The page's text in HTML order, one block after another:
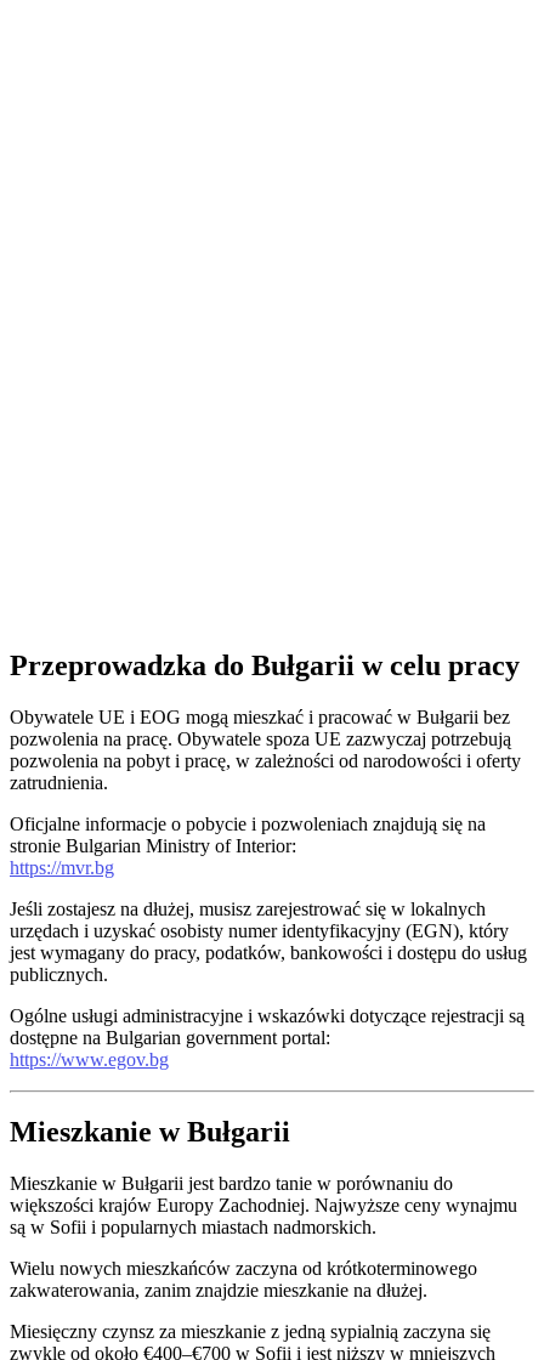
Przeprowadzka do Bułgarii w celu pracy
Obywatele UE i EOG mogą mieszkać i pracować w Bułgarii bez
pozwolenia na pracę. Obywatele spoza UE zazwyczaj potrzebują
pozwolenia na pobyt i pracę, w zależności od narodowości i oferty
zatrudnienia.
Oficjalne informacje o pobycie i pozwoleniach znajdują się na
stronie Bulgarian Ministry of Interior:
https://mvr.bg
Jeśli zostajesz na dłużej, musisz zarejestrować się w lokalnych
urzędach i uzyskać osobisty numer identyfikacyjny (EGN), który
jest wymagany do pracy, podatków, bankowości i dostępu do usług
publicznych.
Ogólne usługi administracyjne i wskazówki dotyczące rejestracji są
dostępne na Bulgarian government portal:
https://www.egov.bg
Mieszkanie w Bułgarii
Mieszkanie w Bułgarii jest bardzo tanie w porównaniu do
większości krajów Europy Zachodniej. Najwyższe ceny wynajmu
są w Sofii i popularnych miastach nadmorskich.
Wielu nowych mieszkańców zaczyna od krótkoterminowego
zakwaterowania, zanim znajdzie mieszkanie na dłużej.
Miesięczny czynsz za mieszkanie z jedną sypialnią zaczyna się
zwykle od około €400–€700 w Sofii i jest niższy w mniejszych